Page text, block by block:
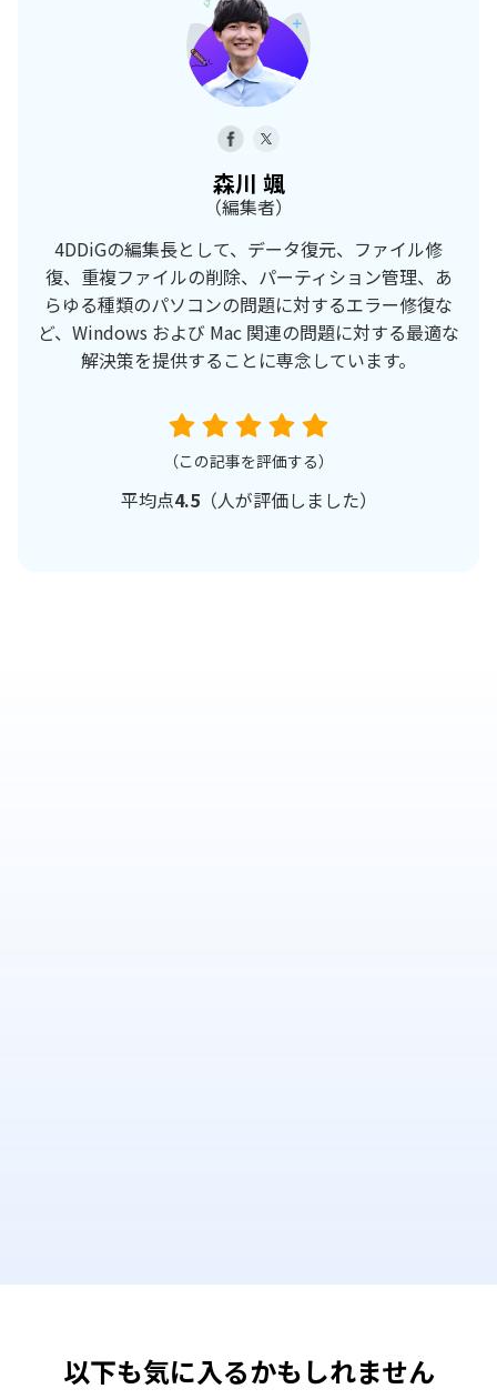
森川 颯
（編集者）
4DDiGの編集長として、データ復元、ファイル修
復、重複ファイルの削除、パーティション管理、あ
らゆる種類のパソコンの問題に対するエラー修復な
ど、Windows および Mac 関連の問題に対する最適な
解決策を提供することに専念しています。
（この記事を評価する）
平均点4.5（人が評価しました）
以下も気に入るかもしれません